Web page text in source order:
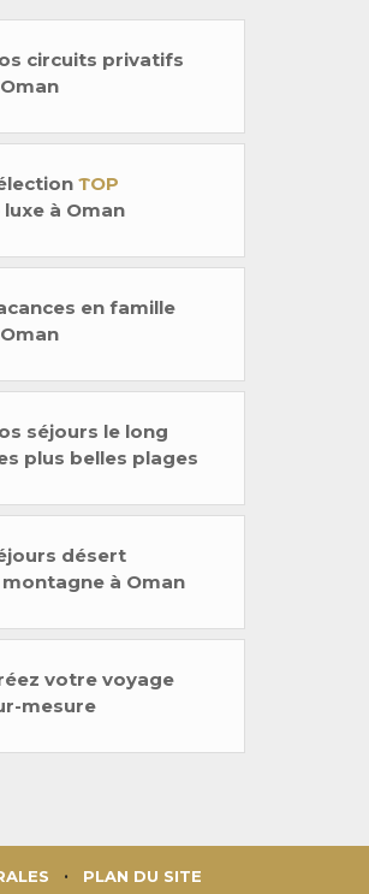
circuits privatifs
TOP
luxe à Oman
en famille
séjours le long
plus belles plages
désert
montagne à Oman
votre voyage
mesure
PLAN DU SITE